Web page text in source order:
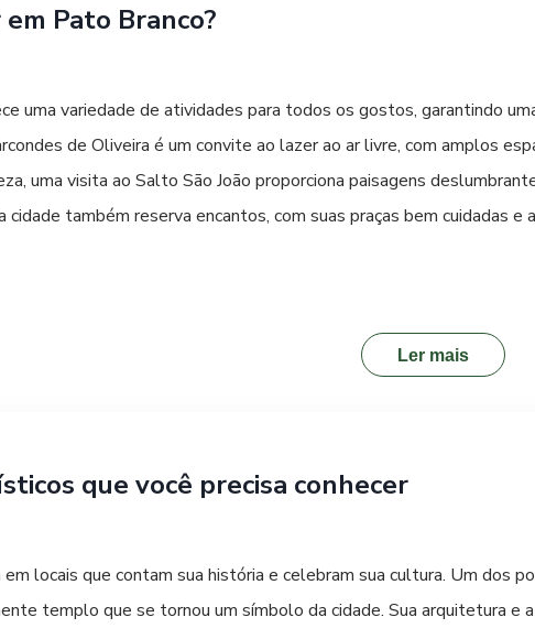
Pato Branco?
uma variedade de atividades para todos os gostos, garantindo
de Oliveira é um convite ao lazer ao ar livre, com amplos
uma visita ao Salto São João proporciona paisagens
cidade também reserva encantos, com suas praças bem cuidadas e
se destaca, com opções que vão desde restaurantes que servem
Ler mais
que você precisa conhecer
em locais que contam sua história e celebram sua cultura. Um dos
templo que se tornou um símbolo da cidade. Sua arquitetura e